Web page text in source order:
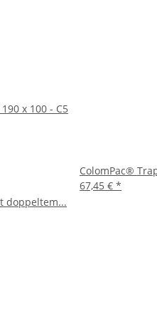
x 100 - C5
ColomPac®
67,45 € *